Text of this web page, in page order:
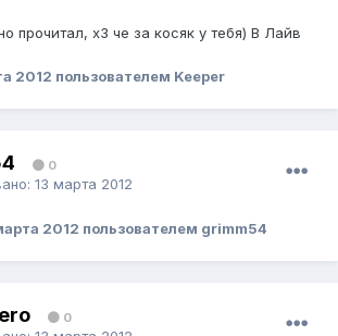
прочитал, х3 че за косяк у тебя) В Лайв
2012 пользователем Keeper
0
13 марта 2012
2012 пользователем grimm54
0